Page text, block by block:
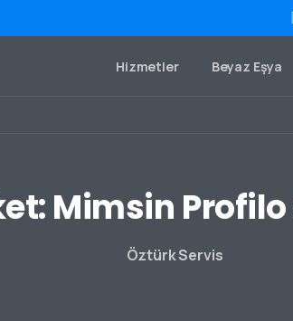
Hizmetler Beyaz Eşya
Mimsin Profilo
Öztürk Servis